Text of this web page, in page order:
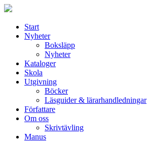
Start
Nyheter
Boksläpp
Nyheter
Kataloger
Skola
Utgivning
Böcker
Läsguider & lärarhandledningar
Författare
Om oss
Skrivtävling
Manus